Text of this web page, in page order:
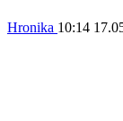
Hronika 10:14